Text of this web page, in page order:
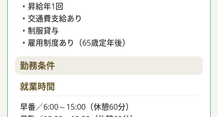
・昇給年1回
・交通費支給あり
・制服貸与
・雇用制度あり（65歳定年後）
勤務条件
就業時間
早番／6:00～15:00（休憩60分）